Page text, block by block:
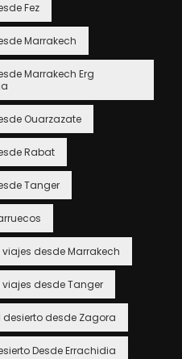
Fez
Marrakech
Marrakech Erg
Ouarzazate
Rabat
Tanger
desde Marrakech
viajes desde Tanger
desierto desde Zagora
Desde Errachidia